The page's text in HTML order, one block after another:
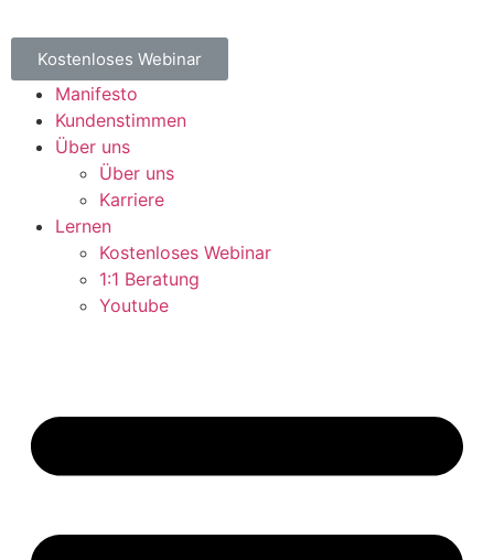
Kostenloses Webinar
Manifesto
Kundenstimmen
Über uns
Über uns
Karriere
Lernen
Kostenloses Webinar
1:1 Beratung
Youtube